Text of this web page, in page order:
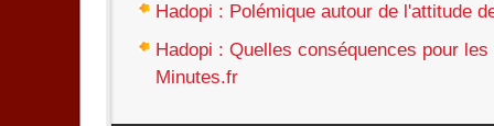
Hadopi : Polémique autour de l'attitude
Hadopi : Quelles conséquences pour
Minutes.fr